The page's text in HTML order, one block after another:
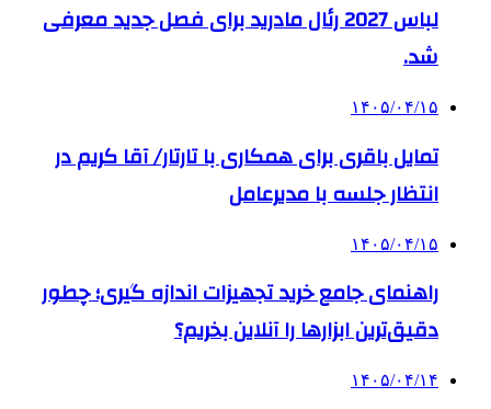
لباس 2027 رئال مادرید برای فصل جدید معرفی
شد.
۱۴۰۵/۰۴/۱۵
تمایل باقری برای همکاری با تارتار/ آقا کریم در
انتظار جلسه با مدیرعامل
۱۴۰۵/۰۴/۱۵
راهنمای جامع خرید تجهیزات اندازه گیری؛ چطور
دقیق‌ترین ابزارها را آنلاین بخریم؟
۱۴۰۵/۰۴/۱۴